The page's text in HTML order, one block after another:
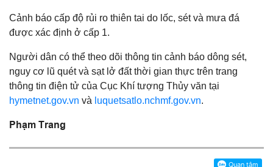
Cảnh báo cấp độ rủi ro thiên tai do lốc, sét và mưa đá
được xác định ở cấp 1.
Người dân có thể theo dõi thông tin cảnh báo dông sét,
nguy cơ lũ quét và sạt lở đất thời gian thực trên trang
thông tin điện tử của Cục Khí tượng Thủy văn tại
hymetnet.gov.vn và luquetsatlo.nchmf.gov.vn.
Phạm Trang